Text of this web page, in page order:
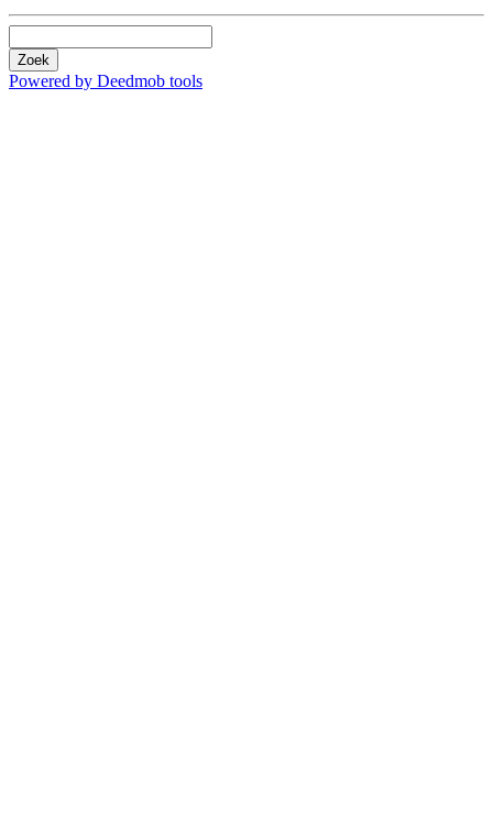
Zoek
Powered by Deedmob tools